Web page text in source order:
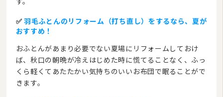
✅羽毛ふとんのリフォーム（打ち直し）をするなら、夏が
おすすめ！
おふとんがあまり必要でない夏場にリフォームしておけ
ば、秋口の朝晩が冷えはじめた時に慌てることなく、ふっ
くら軽くてあたたかい気持ちのいいお布団で眠ることがで
きます。